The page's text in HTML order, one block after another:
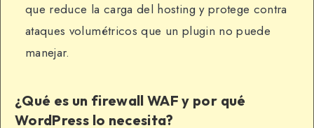
que reduce la carga del hosting y protege contra
ataques volumétricos que un plugin no puede
manejar.
¿Qué es un firewall WAF y por qué
WordPress lo necesita?